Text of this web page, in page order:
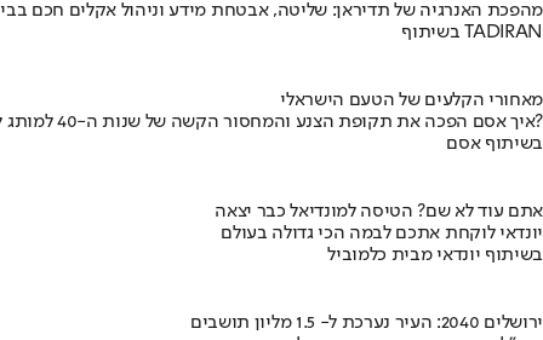
מהפכת האנרגיה של תדיראן: שליטה, אבטחת מידע וניהול אקלים חכם
בשיתוף TADIRAN
מאחורי הקלעים של הטעם הישראלי
איך אסם הפכה את תקופת הצנע והמחסור הקשה של שנות ה-40 למותג לאומי?
בשיתוף אסם
אתם עוד לא שם? הטיסה למונדיאל כבר יצאה
יונדאי לוקחת אתכם לבמה הכי גדולה בעולם
בשיתוף יונדאי מבית כלמוביל
ירושלים 2040: העיר נערכת ל- 1.5 מליון תושבים